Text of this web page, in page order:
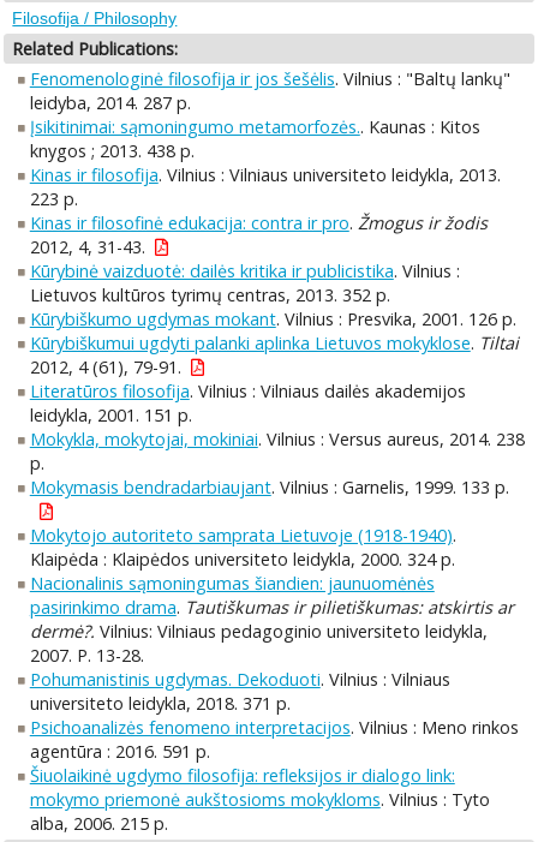
Filosofija / Philosophy
Related Publications:
Fenomenologinė filosofija ir jos šešėlis. Vilnius : "Baltų lankų"
leidyba, 2014. 287 p.
Įsikitinimai: sąmoningumo metamorfozės.. Kaunas : Kitos
knygos ; 2013. 438 p.
Kinas ir filosofija. Vilnius : Vilniaus universiteto leidykla, 2013.
223 p.
Kinas ir filosofinė edukacija: contra ir pro. Žmogus ir žodis
2012, 4, 31-43.
Kūrybinė vaizduotė: dailės kritika ir publicistika. Vilnius :
Lietuvos kultūros tyrimų centras, 2013. 352 p.
Kūrybiškumo ugdymas mokant. Vilnius : Presvika, 2001. 126 p.
Kūrybiškumui ugdyti palanki aplinka Lietuvos mokyklose. Tiltai
2012, 4 (61), 79-91.
Literatūros filosofija. Vilnius : Vilniaus dailės akademijos
leidykla, 2001. 151 p.
Mokykla, mokytojai, mokiniai. Vilnius : Versus aureus, 2014. 238
p.
Mokymasis bendradarbiaujant. Vilnius : Garnelis, 1999. 133 p.
Mokytojo autoriteto samprata Lietuvoje (1918-1940).
Klaipėda : Klaipėdos universiteto leidykla, 2000. 324 p.
Nacionalinis sąmoningumas šiandien: jaunuomėnės
pasirinkimo drama. Tautiškumas ir pilietiškumas: atskirtis ar
dermė?. Vilnius: Vilniaus pedagoginio universiteto leidykla,
2007. P. 13-28.
Pohumanistinis ugdymas. Dekoduoti. Vilnius : Vilniaus
universiteto leidykla, 2018. 371 p.
Psichoanalizės fenomeno interpretacijos. Vilnius : Meno rinkos
agentūra : 2016. 591 p.
Šiuolaikinė ugdymo filosofija: refleksijos ir dialogo link:
mokymo priemonė aukštosioms mokykloms. Vilnius : Tyto
alba, 2006. 215 p.